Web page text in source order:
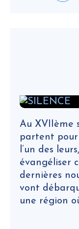
Au XVIIème
partent
l’un des
évangéliser
dernières
vont
une région